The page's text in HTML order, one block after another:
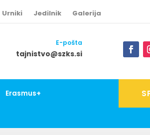
Urniki Jedilnik Galerija
E-pošta
tajnistvo@szks.si
Erasmus+